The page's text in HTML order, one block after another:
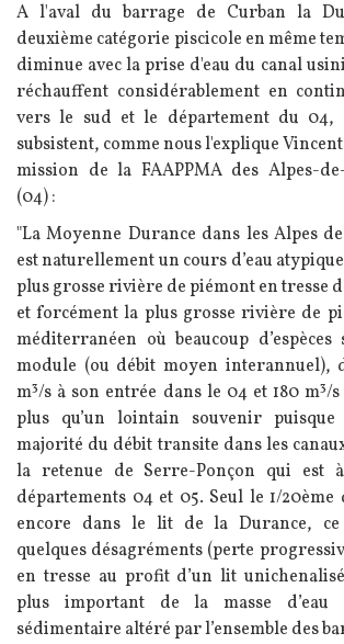
A l'aval du barrage de Curban la
deuxième catégorie piscicole en même
diminue avec la prise d'eau du canal
réchauffent considérablement en
vers le sud et le département du 04,
subsistent, comme nous l'explique
mission de la FAAPPMA des Alpes-
(04) :
"La Moyenne Durance dans les Alpes
est naturellement un cours d’eau
plus grosse rivière de piémont en tresse
et forcément la plus grosse rivière de
méditerranéen où beaucoup
module (ou débit moyen interannuel),
m³/s à son entrée dans le 04 et 180 m³/
plus qu’un lointain souvenir
majorité du débit transite dans les
la retenue de Serre-Ponçon qui est
départements 04 et 05. Seul le 1/
encore dans le lit de la Durance, ce
quelques désagréments (perte
en tresse au profit d’un lit
plus important de la masse
sédimentaire altéré par l’ensemble des